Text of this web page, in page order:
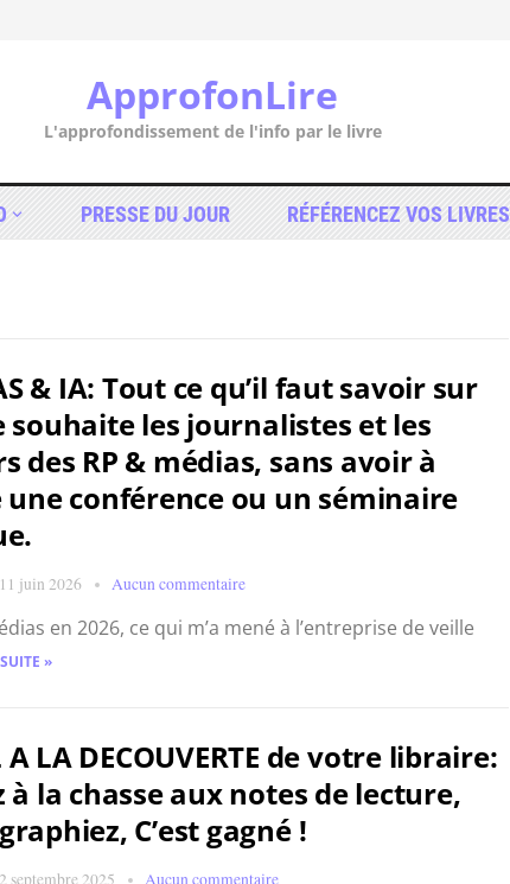
ApprofonLire
L'approfondissement de l'info par le livre
PRESSE DU JOUR RÉFÉRENCEZ VOS LIVRES
& IA: Tout ce qu’il faut savoir sur
souhaite les journalistes et les
des RP & médias, sans avoir à
une conférence ou un séminaire
11 juin 2026 Aucun commentaire
en 2026, ce qui m’a mené à l’entreprise de veille
»
A LA DECOUVERTE de votre libraire:
à la chasse aux notes de lecture,
C’est gagné !
2 septembre 2025 Aucun commentaire